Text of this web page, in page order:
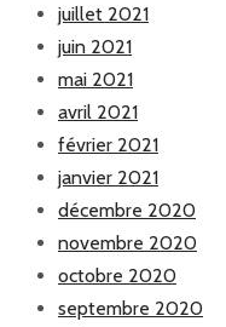
juillet 2021
juin 2021
mai 2021
avril 2021
février 2021
janvier 2021
décembre 2020
novembre 2020
octobre 2020
septembre 2020